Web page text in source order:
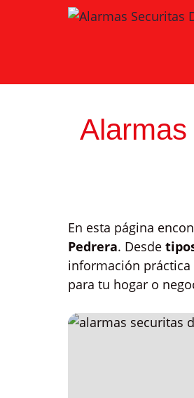
En esta página
Pedrera. Desde
información
para tu hogar o